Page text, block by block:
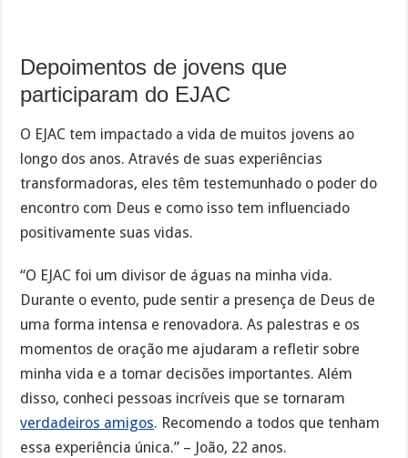
Depoimentos de jovens que
participaram do EJAC
O EJAC tem impactado a vida de muitos jovens ao
longo dos anos. Através de suas experiências
transformadoras, eles têm testemunhado o poder do
encontro com Deus e como isso tem influenciado
positivamente suas vidas.
“O EJAC foi um divisor de águas na minha vida.
Durante o evento, pude sentir a presença de Deus de
uma forma intensa e renovadora. As palestras e os
momentos de oração me ajudaram a refletir sobre
minha vida e a tomar decisões importantes. Além
disso, conheci pessoas incríveis que se tornaram
verdadeiros amigos. Recomendo a todos que tenham
essa experiência única.” – João, 22 anos.